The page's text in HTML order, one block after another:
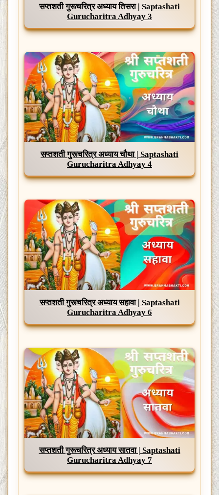
सप्तशती गुरूचरित्र अध्याय तिसरा | Saptashati
Gurucharitra Adhyay 3
सप्तशती गुरूचरित्र अध्याय चौथा | Saptashati
Gurucharitra Adhyay 4
सप्तशती गुरूचरित्र अध्याय सहावा | Saptashati
Gurucharitra Adhyay 6
सप्तशती गुरूचरित्र अध्याय सातवा | Saptashati
Gurucharitra Adhyay 7